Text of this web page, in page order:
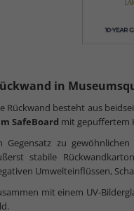
in
Rückwand besteht aus
SafeBoard mit gepuffertem
Gegensatz zu
stabile
Umwelteinflüssen,
mit einem UV-